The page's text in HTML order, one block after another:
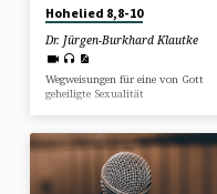
Hohelied 8,8-10
Dr. Jürgen-Burkhard Klautke
Wegweisungen für eine von Gott
geheiligte Sexualität